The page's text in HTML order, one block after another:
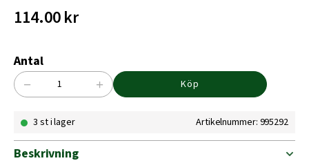
114.00kr
Antal
FOGSKUM
HELÅR
ML
− + Köp
3 st i lager Artikelnummer: 995292
Beskrivning